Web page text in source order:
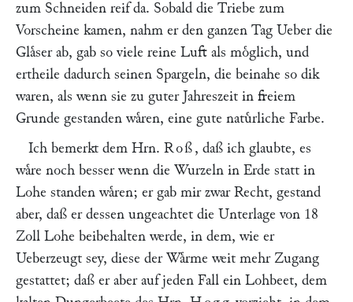
zum Schneiden reif da. Sobald die Triebe zum
Vorscheine kamen, nahm er den ganzen Tag Ueber die
Glaͤser ab, gab so viele reine Luft als moͤglich, und
ertheile dadurch seinen Spargeln, die beinahe so dik
waren, als wenn sie zu guter Jahreszeit in freiem
Grunde gestanden waͤren, eine gute natuͤrliche Farbe.
Ich bemerkt dem Hrn. Roß , daß ich glaubte, es
waͤre noch besser wenn die Wurzeln in Erde statt in
Lohe standen waͤren; er gab mir zwar Recht, gestand
aber, daß er dessen ungeachtet die Unterlage von 18
Zoll Lohe beibehalten werde, in dem, wie er
Ueberzeugt sey, diese der Waͤrme weit mehr Zugang
gestattet; daß er aber auf jeden Fall ein Lohbeet, dem